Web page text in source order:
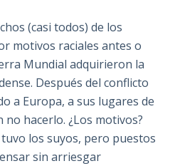
(casi todos) de los
motivos raciales antes o
Mundial adquirieron la
Después del conflicto
a Europa, a sus lugares de
hacerlo. ¿Los motivos?
los suyos, pero puestos
sin arriesgar